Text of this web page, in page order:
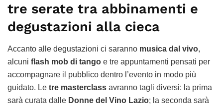
tre serate tra abbinamenti e
degustazioni alla cieca
Accanto alle degustazioni ci saranno musica dal vivo,
alcuni flash mob di tango e tre appuntamenti pensati per
accompagnare il pubblico dentro l’evento in modo più
guidato. Le tre masterclass avranno tagli diversi: la prima
sarà curata dalle Donne del Vino Lazio; la seconda sarà